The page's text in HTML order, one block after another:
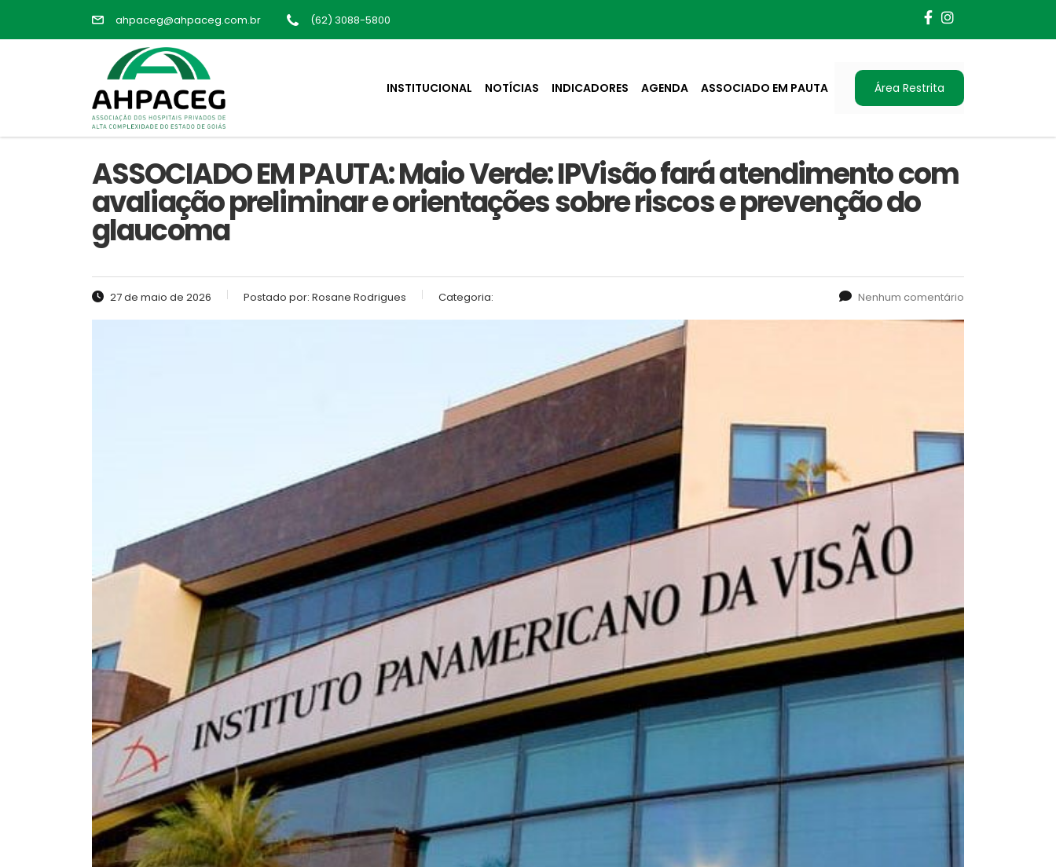
ahpaceg@ahpaceg.com.br (62) 3088-5800
INSTITUCIONAL NOTÍCIAS INDICADORES AGENDA ASSOCIADO EM PAUTA Área Restrita
ASSOCIADO EM PAUTA: Maio Verde: IPVisão fará atendimento com
avaliação preliminar e orientações sobre riscos e prevenção do
glaucoma
27 de maio de 2026 Postado por: Rosane Rodrigues Categoria: Nenhum comentário